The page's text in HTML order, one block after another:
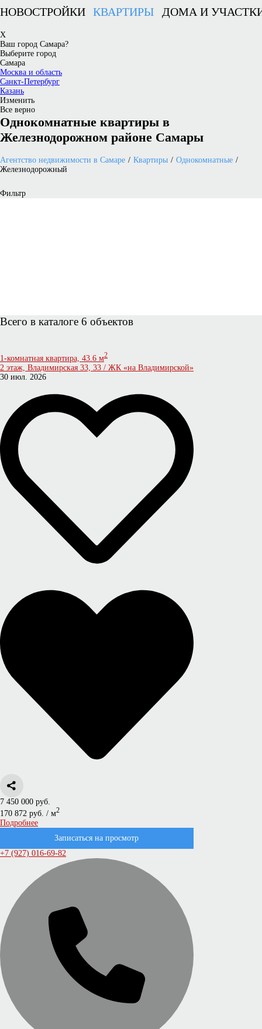
НОВОСТРОЙКИ КВАРТИРЫ ДОМА И
X
Ваш город Самара?
Выберите город
Самара
Москва и область
Санкт-Петербург
Казань
Изменить
Все верно
Однокомнатные квартиры в
Железнодорожном районе Самары
Агентство недвижимости в Самаре Квартиры
Однокомнатные
Железнодорожный
Фильтр
Всего в каталоге 6 объектов
1-комнатная квартира, 43.6 м2
2 этаж, Владимирская 33, 33 / ЖК «на Владимирской»
30 июл. 2026
7 450 000 руб.
170 872 руб. / м2
Подробнее
Записаться на просмотр
+7 (927) 016-69-82